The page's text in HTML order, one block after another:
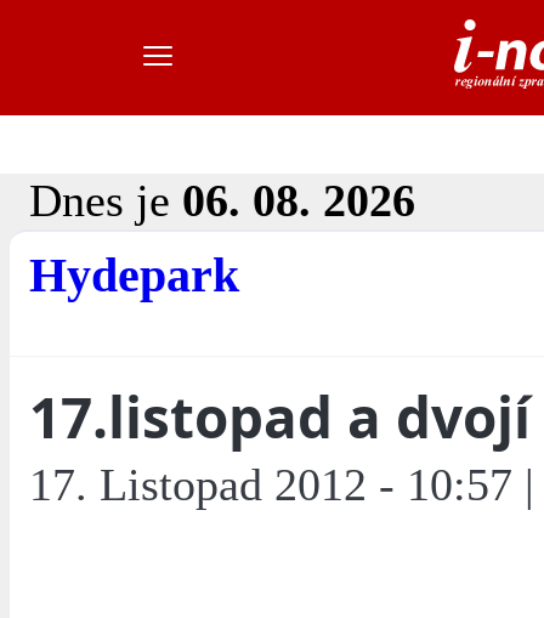
Dnes je 06. 08. 2026
Hydepark
17.listopad a
17. Listopad 2012 - 10:57